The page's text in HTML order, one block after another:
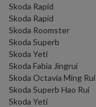
Skoda Rapid
Skoda Rapid
Skoda Roomster
Skoda Superb
Skoda Yeti
Skoda Fabia Jingrui
Skoda Octavia Ming Rui
Skoda Superb Hao Rui
Skoda Yeti